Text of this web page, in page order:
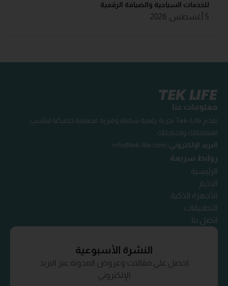
للخدمات السياحية والضيافة ‏الرقمية
5 أغسطس, 2026
معلومات عنا
تقدم Tek-Life تجربة رقمية شاملة ومثرية مصممة خصيصًا لتناسب
اهتماماتك واحتياجاتك.
البريد الإلكتروني: info@tek-life.com
روابط سريعة
الرئيسية
الاخبار
الأجهزة الذكية
التطبيقات
اتصل بنا
النشرة الأسبوعية
احصل على مقالات وعروض المدونة عبر البريد
الإلكتروني